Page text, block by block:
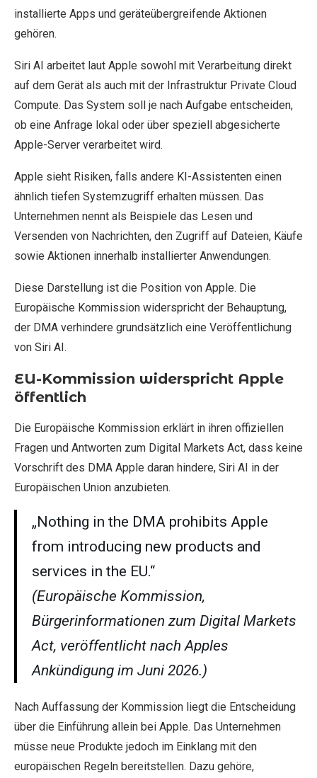
installierte Apps und geräteübergreifende Aktionen
gehören.
Siri AI arbeitet laut Apple sowohl mit Verarbeitung direkt
auf dem Gerät als auch mit der Infrastruktur Private Cloud
Compute. Das System soll je nach Aufgabe entscheiden,
ob eine Anfrage lokal oder über speziell abgesicherte
Apple-Server verarbeitet wird.
Apple sieht Risiken, falls andere KI-Assistenten einen
ähnlich tiefen Systemzugriff erhalten müssen. Das
Unternehmen nennt als Beispiele das Lesen und
Versenden von Nachrichten, den Zugriff auf Dateien, Käufe
sowie Aktionen innerhalb installierter Anwendungen.
Diese Darstellung ist die Position von Apple. Die
Europäische Kommission widerspricht der Behauptung,
der DMA verhindere grundsätzlich eine Veröffentlichung
von Siri AI.
EU-Kommission widerspricht Apple
öffentlich
Die Europäische Kommission erklärt in ihren offiziellen
Fragen und Antworten zum Digital Markets Act, dass keine
Vorschrift des DMA Apple daran hindere, Siri AI in der
Europäischen Union anzubieten.
„Nothing in the DMA prohibits Apple
from introducing new products and
services in the EU.“
(Europäische Kommission,
Bürgerinformationen zum Digital Markets
Act, veröffentlicht nach Apples
Ankündigung im Juni 2026.)
Nach Auffassung der Kommission liegt die Entscheidung
über die Einführung allein bei Apple. Das Unternehmen
müsse neue Produkte jedoch im Einklang mit den
europäischen Regeln bereitstellen. Dazu gehöre,